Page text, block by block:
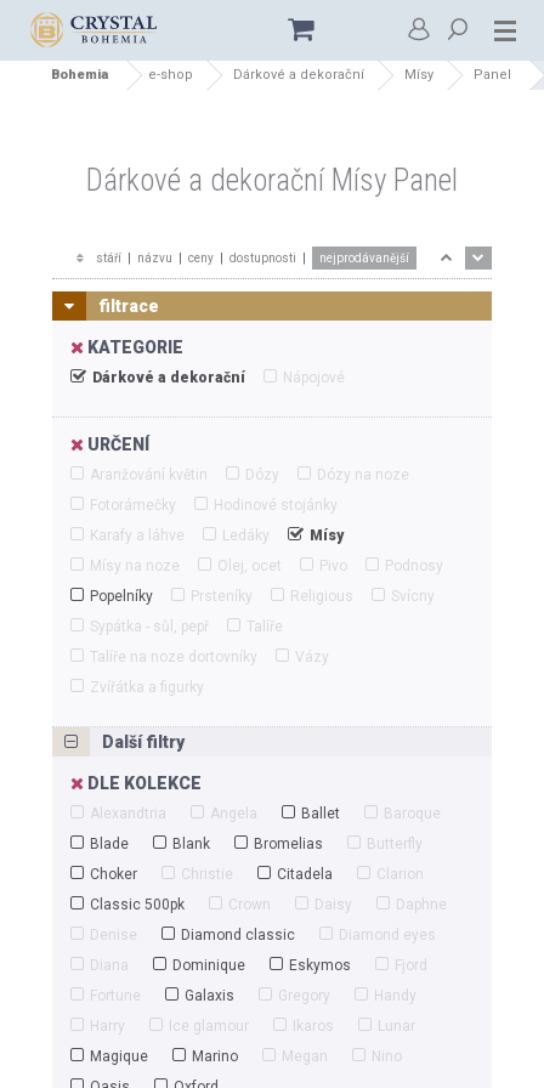
Bohemia e-shop Dárkové a dekorační Mísy Panel
Dárkové a dekorační Mísy Panel
stáří názvu ceny dostupnosti nejprodávanější
filtrace
KATEGORIE
Dárkové a dekorační Nápojové
URČENÍ
Aranžování květin Dózy
Dózy na noze
Fotorámečky
Hodinové stojánky
Karafy a láhve
Ledáky
Mísy
Mísy na noze
Olej, ocet Pivo
Podnosy
Popelníky
Prsteníky Religious
Svícny
Sypátka - sůl, pepř
Talíře
Talíře na noze dortovníky
Vázy
Zvířátka a figurky
Další filtry
DLE KOLEKCE
Alexandtria Angela Ballet
Baroque
Blade
Blank Bromelias
Butterfly
Choker
Christie Citadela
Clarion
Classic 500pk
Crown Daisy
Daphne
Denise
Diamond classic
Diamond eyes
Diana
Dominique Eskymos
Fjord
Fortune
Galaxis Gregory
Handy
Harry
Ice glamour Ikaros
Lunar
Magique
Marino Megan
Nino